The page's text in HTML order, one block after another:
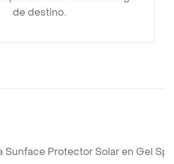
de destino.
Sunface Protector Solar en Gel